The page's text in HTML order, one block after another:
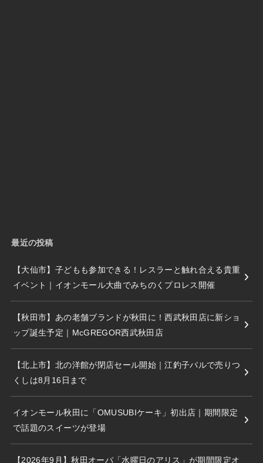
最近の投稿
【大仙市】子どもも参加できる！レスラーと触れ合える貴重
イベント｜イオンモール大曲でみちのくプロレス開催
【秋田市】あの老舗ブランドが秋田に！西武秋田店に新ショ
ップ誕生予定｜McGREGOR西武秋田店
【北上市】北の洋館が閉店セール開始｜江釣子パルで売りつ
くしは8月16日まで
イオンモール秋田に「OMUSUBIケーキ」初出店｜期間限定
で話題のスイーツが登場
【2026年9月】秋田オーパ「水曜日のアリス」が期間限定オ